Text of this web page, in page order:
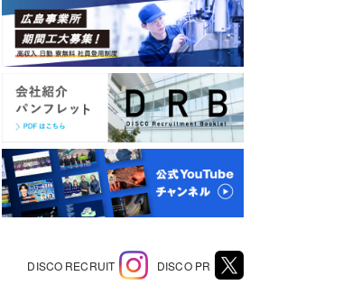
DISCO RECRUIT DISCO PR